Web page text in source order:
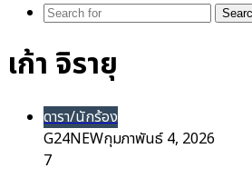
เก้า จิรายุ
ดารา/นักร้อง
G24NEWกุมภาพันธ์ 4, 2026
7